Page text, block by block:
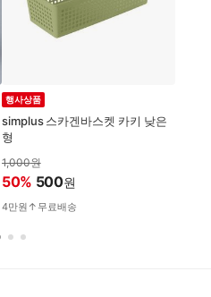
simplus 스카겐바스켓 카키 낮은
형
행사상품
1,000원
50% 500원
4만원↑무료배송